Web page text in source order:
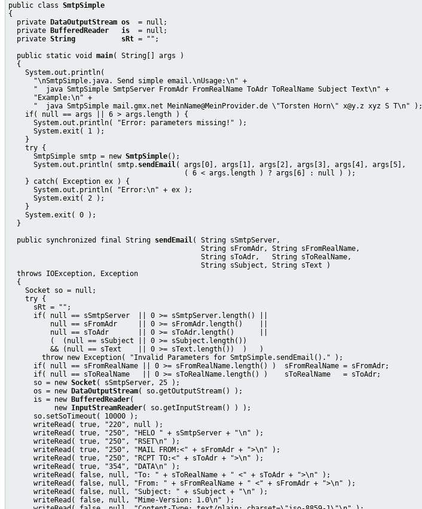
public class SmtpSimple
{
  private
DataOutputStream os
  = null;
  private
BufferedReader   is
  = null;
  private
String           sRt = "";
  public static void
main( String[] args )
  {
    System.out.println(
      "\nSmtpSimple.java. Send simple email.\nUsage:\n" +
      "  java SmtpSimple SmtpServer FromAdr FromRealName ToAdr ToRealName Subject Text\n" +
      "Example:\n" +
      "  java SmtpSimple mail.gmx.net MeinName
@MeinProvider.de \"Torsten Horn\" x@y.z xyz S T\n" );
    if( null == args || 6 > args.length ) {
      System.out.println( "Error: parameters missing!" );
      System.exit( 1 );
    }
    try {
      SmtpSimple smtp = new
SmtpSimple();
      System.out.println( smtp.
sendEmail ( args[0], args[1], args[2], args[3], args[4], args[5],
                                          ( 6 < args.length ) ? args[6] : null ) );
    } catch( Exception ex ) {
      System.out.println( "Error:\n" + ex );
      System.exit( 2 );
    }
    System.exit( 0 );
  }
  public synchronized final String
sendEmail ( String sSmtpServer,
                                              String sFromAdr, String sFromRealName,
                                              String sToAdr,   String sToRealName,
                                              String sSubject, String sText )
  throws IOException, Exception
  {
    Socket so = null;
    try {
      sRt = "";
      if( null == sSmtpServer  || 0 >= sSmtpServer.length() ||
          null == sFromAdr     || 0 >= sFromAdr.length()    ||
          null == sToAdr       || 0 >= sToAdr.length()      ||
          (  (null == sSubject || 0 >= sSubject.length())
          && (null == sText    || 0 >= sText.length())  )   )
        throw new Exception( "Invalid Parameters for SmtpSimple.sendEmail()." );
      if( null == sFromRealName || 0 >= sFromRealName.length() )  sFromRealName = sFromAdr;
      if( null == sToRealName   || 0 >= sToRealName.length() )    sToRealName   = sToAdr;
      so = new
Socket( sSmtpServer, 25 );
      os = new
DataOutputStream( so.getOutputStream() );
      is = new
BufferedReader(
           new
InputStreamReader( so.getInputStream() ) );
      so.setSoTimeout( 10000 );
      writeRead( true, "220", null );
      writeRead( true, "250", "HELO " + sSmtpServer + "\n" );
      writeRead( true, "250", "RSET\n" );
      writeRead( true, "250", "MAIL FROM:<" + sFromAdr + ">\n" );
      writeRead( true, "250", "RCPT TO:<" + sToAdr + ">\n" );
      writeRead( true, "354", "DATA\n" );
      writeRead( false, null, "To: " + sToRealName + " <" + sToAdr + ">\n" );
      writeRead( false, null, "From: " + sFromRealName + " <" + sFromAdr + ">\n" );
      writeRead( false, null, "Subject: " + sSubject + "\n" );
      writeRead( false, null, "Mime-Version: 1.0\n" );